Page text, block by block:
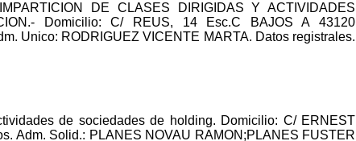
DE CLASES DIRIGIDAS Y ACTIVIDADES
Domicilio: C/ REUS, 14 Esc.C BAJOS A 43120
Unico: RODRIGUEZ VICENTE MARTA. Datos registrales.
de sociedades de holding. Domicilio: C/ ERNEST
Adm. Solid.: PLANES NOVAU RAMON;PLANES FUSTER